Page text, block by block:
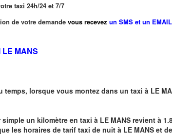
taxi 24h/24 et 7/7
de votre demande vous recevez un SMS et un EMAIL
LE MANS
temps, lorsque vous montez dans un taxi à LE
simple un kilomètre en taxi à LE MANS revient à
les horaires de tarif taxi de nuit à LE MANS et